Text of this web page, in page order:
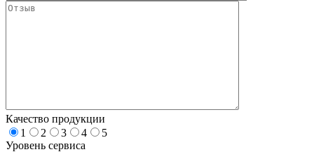
Качество продукции
1
2 3 4
5
Уровень сервиса